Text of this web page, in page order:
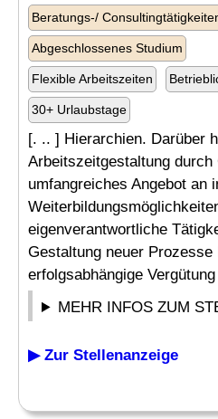
Beratungs-/
Abgeschlossenes Studium
Flexible Arbeitszeiten
30+ Urlaubstage
[. .. ] Hierarchien. Darüber
Arbeitszeitgestaltung
umfangreiches Angebot an
eigenverantwortliche
Gestaltung neuer
erfolgsabhängige
MEHR INFOS ZUM
▶ Zur Stellenanzeige